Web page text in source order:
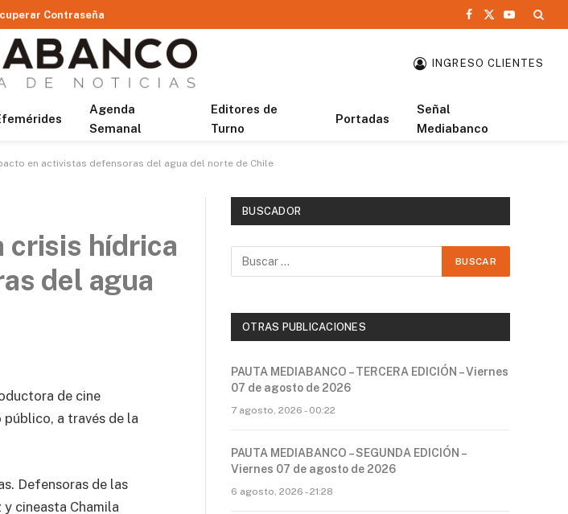
Contraseña
Facebook
X
YouTube
INGRESO CLIENTES
Agenda
Semanal
Editores de
Turno
Portadas
Señal
Mediabanco
en activistas defensoras del agua del norte de Chile
crisis hídrica
del agua
de cine
público, a través de la
Defensoras de las
cineasta Chamila
BUSCADOR
OTRAS PUBLICACIONES
PAUTA MEDIABANCO – TERCERA EDICIÓN – Viernes
07 de agosto de 2026
7 agosto, 2026 - 00:22
PAUTA MEDIABANCO – SEGUNDA EDICIÓN –
Viernes 07 de agosto de 2026
6 agosto, 2026 - 21:28